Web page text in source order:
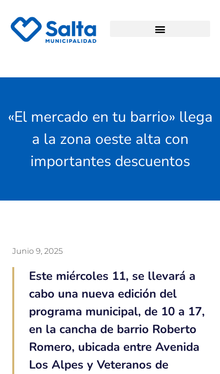
«El mercado en tu barrio» llega
a la zona oeste alta con
importantes descuentos
Junio 9, 2025
Este miércoles 11, se llevará a
cabo una nueva edición del
programa municipal, de 10 a 17,
en la cancha de barrio Roberto
Romero, ubicada entre Avenida
Los Alpes y Veteranos de